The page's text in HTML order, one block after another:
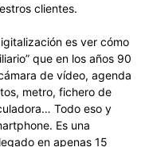
clientes.
es ver cómo
que en los años 90
de vídeo, agenda
metro, fichero de
Todo eso y
Es una
en apenas 15